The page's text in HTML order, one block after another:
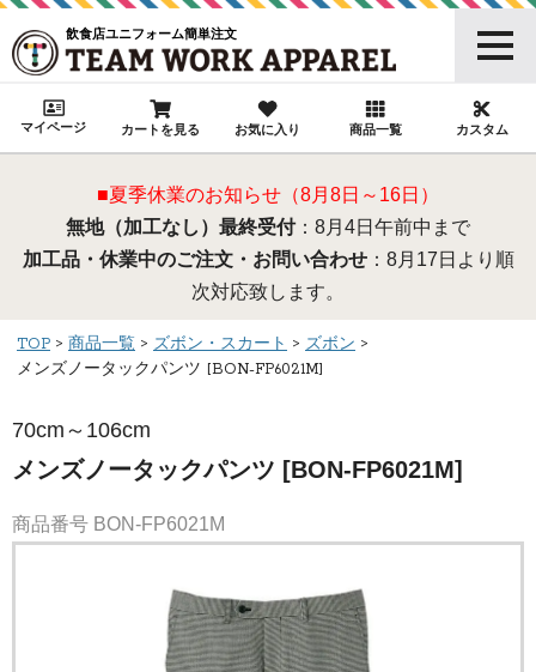
飲食店ユニフォーム簡単注文
マイページ カートを見る お気に入り 商品一覧 カスタム
■夏季休業のお知らせ（8月8日～16日）
無地（加工なし）最終受付：8月4日午前中まで
加工品・休業中のご注文・お問い合わせ：8月17日より順
次対応致します。
TOP 商品一覧 ズボン・スカート
ズボン
メンズノータックパンツ [BON-FP6021M]
70cm～106cm
メンズノータックパンツ [BON-FP6021M]
商品番号 BON-FP6021M